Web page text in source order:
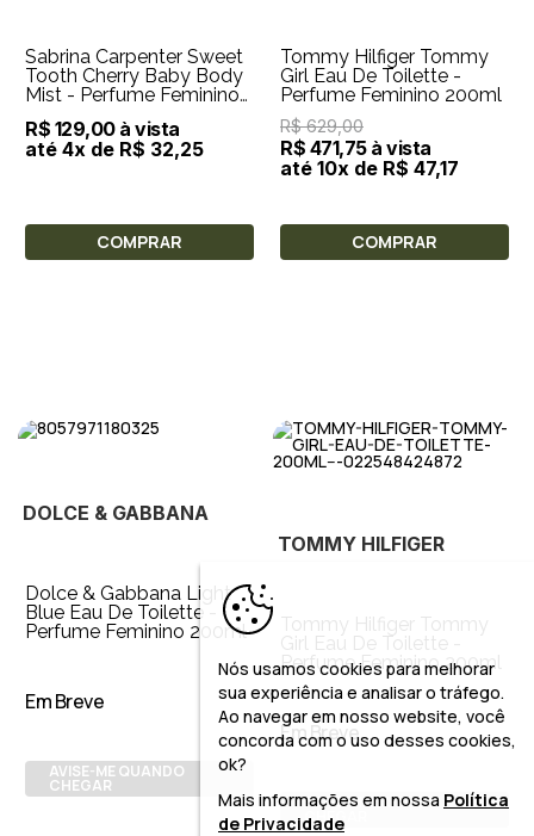
Sabrina Carpenter Sweet
Tooth Cherry Baby Body
Mist - Perfume Feminino
R$ 129,00 à vista
até 4x de R$ 32,25
COMPRAR
Tommy Hilfiger Tommy
Girl Eau De Toilette -
Perfume Feminino 200ml
R$ 629,00
R$ 471,75 à vista
até 10x de R$ 47,17
COMPRAR
DOLCE & GABBANA
Dolce & Gabbana Light
Blue Eau De Toilette -
Perfume Feminino 200ml
Em Breve
AVISE-ME QUANDO
CHEGAR
TOMMY HILFIGER
Tommy Hilfiger Tommy
Girl Eau De Toilette -
Perfume Feminino 200ml
Em Breve
AVISE-ME QUANDO
CHEGAR
Nós usamos cookies para melhorar
sua experiência e analisar o tráfego.
Ao navegar em nosso website, você
concorda com o uso desses cookies,
ok?
Mais informações em nossa Política
de Privacidade